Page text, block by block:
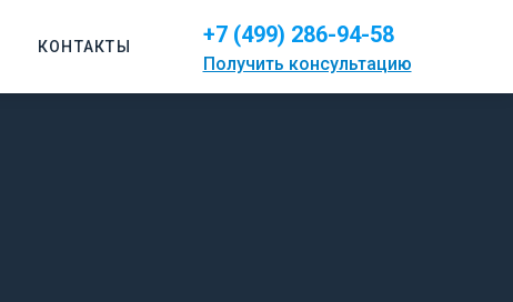
КОНТАКТЫ +7 (499) 286-94-58
Получить консультацию